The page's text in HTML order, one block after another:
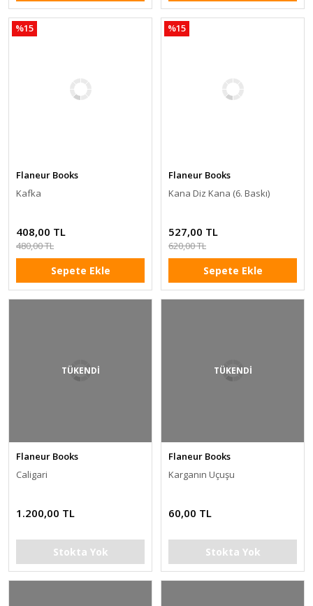
%15
Flaneur Books
Kafka
408,00 TL
480,00 TL
Sepete Ekle
%15
Flaneur Books
Kana Diz Kana (6. Baskı)
527,00 TL
620,00 TL
Sepete Ekle
TÜKENDİ
Flaneur Books
Caligari
1.200,00 TL
Stokta Yok
TÜKENDİ
Flaneur Books
Karganın Uçuşu
60,00 TL
Stokta Yok